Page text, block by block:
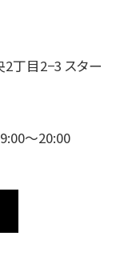
丁目2−3 スター
～20:00